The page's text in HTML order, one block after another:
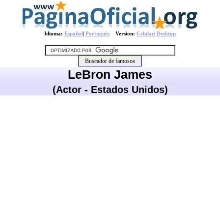
Idioma: Español| Português Version: Celular| Desktop
LeBron James
(Actor - Estados Unidos)